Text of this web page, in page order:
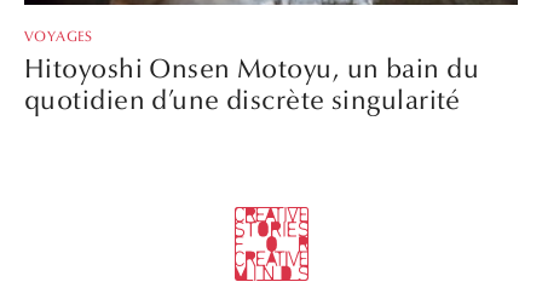
VOYAGES
Hitoyoshi Onsen Motoyu, un bain du
quotidien d’une discrète singularité